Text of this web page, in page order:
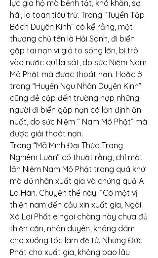
lực gia hộ mà bệnh tật, khó khăn, sợ
hãi, lo toan tiêu trừ. Trong “Tuyển Tập
Bách Duyên Kinh” có kể rằng, một
thương chủ tên là Hải Sanh, đi biển
gặp tai nạn vì gió to sóng lớn, bị trôi
vào nước quỉ la sát, do sức Niệm Nam
Mô Phật mà được thoát nạn. Hoặc ở
trong “Huyền Ngu Nhân Duyên Kinh”
cũng đề cập đến trường hợp những
người đi biển gặp nạn cá lớn định ăn
nuốt, do sức Niệm “ Nam Mô Phật” mà
được giải thoát nạn.
Trong “Mã Minh Đại Thừa Trang
Nghiêm Luận” có thuật rằng, chỉ một
lần Niệm Nam Mô Phật trong quá khứ
mà đủ nhân xuất gia và chứng quả A
La Hán. Chuyện thế này: “Có một vị
thiện nam đến cầu xin xuất gia, Ngài
Xá Lợi Phất e ngại chàng này chưa đủ
thiện căn, nhân duyên, không dám
cho xuống tóc làm đệ tử. Nhưng Đức
Phật cho xuất gia, không bao lâu